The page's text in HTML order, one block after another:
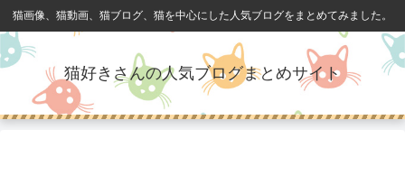
猫画像、猫動画、猫ブログ、猫を中心にした人気ブログをまとめてみました。
猫好きさんの人気ブログまとめサイト